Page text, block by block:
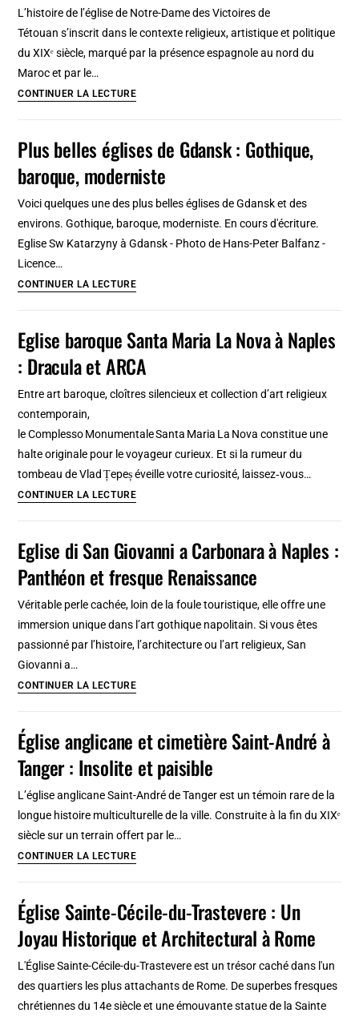
Silésie
L’histoire de l’église de Notre-Dame des Victoires de
Tétouan s’inscrit dans le contexte religieux, artistique et politique
du XIXᵉ siècle, marqué par la présence espagnole au nord du
Maroc et par le…
CONTINUER LA LECTUREEglise
des
Victoires
et
espagnol
Plus belles églises de Gdansk : Gothique,
baroque, moderniste
Voici quelques une des plus belles églises de Gdansk et des
environs. Gothique, baroque, moderniste. En cours d'écriture.
Eglise Sw Katarzyny à Gdansk - Photo de Hans-Peter Balfanz -
Licence…
CONTINUER LA LECTUREPlus
de
Gdansk
Eglise baroque Santa Maria La Nova à Naples
: Dracula et ARCA
Entre art baroque, cloîtres silencieux et collection d’art religieux
contemporain,
le Complesso Monumentale Santa Maria La Nova constitue une
halte originale pour le voyageur curieux. Et si la rumeur du
tombeau de Vlad Țepeș éveille votre curiosité, laissez‑vous…
CONTINUER LA LECTUREEglise
Maria
La
Nova
Naples
et
Eglise di San Giovanni a Carbonara à Naples :
Panthéon et fresque Renaissance
Véritable perle cachée, loin de la foule touristique, elle offre une
immersion unique dans l’art gothique napolitain. Si vous êtes
passionné par l’histoire, l’architecture ou l’art religieux, San
Giovanni a…
CONTINUER LA LECTUREEglise
Giovanni
a
Carbonara
Panthéon
fresque
Renaissance
Église anglicane et cimetière Saint-André à
Tanger : Insolite et paisible
L’église anglicane Saint-André de Tanger est un témoin rare de la
longue histoire multiculturelle de la ville. Construite à la fin du XIXᵉ
siècle sur un terrain offert par le…
CONTINUER LA LECTUREÉglise
cimetière
Saint-
Église Sainte-Cécile-du-Trastevere : Un
Joyau Historique et Architectural à Rome
L'Église Sainte-Cécile-du-Trastevere est un trésor caché dans l'un
des quartiers les plus attachants de Rome. De superbes fresques
chrétiennes du 14e siècle et une émouvante statue de la Sainte